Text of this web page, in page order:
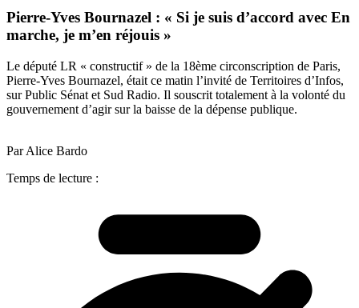
Pierre-Yves Bournazel : « Si je suis d’accord avec En
marche, je m’en réjouis »
Le député LR « constructif » de la 18ème circonscription de Paris,
Pierre-Yves Bournazel, était ce matin l’invité de Territoires d’Infos,
sur Public Sénat et Sud Radio. Il souscrit totalement à la volonté du
gouvernement d’agir sur la baisse de la dépense publique.
Par Alice Bardo
Temps de lecture :